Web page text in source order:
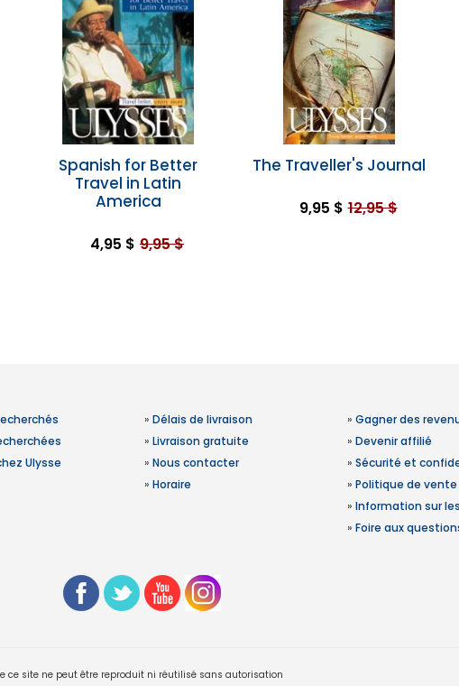
Spanish for Better
Travel in Latin
America
4,95 $ 9,95 $
The Traveller's Journal
9,95 $ 12,95 $
Ulysse
» Délais de livraison
» Livraison gratuite
» Nous contacter
» Horaire
» Gagner des
» Devenir affilié
» Sécurité et
» Politique de vente
» Information sur
» Foire aux
ce site ne peut être reproduit ni réutilisé sans autorisation